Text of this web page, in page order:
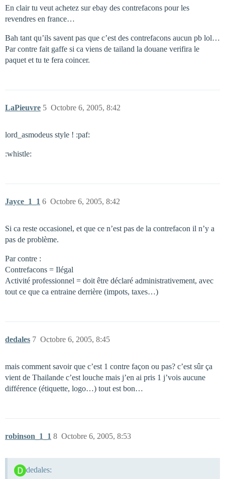
En clair tu veut achetez sur ebay des contrefacons pour les
revendres en france…
Bah tant qu’ils savent pas que c’est des contrefacons aucun pb lol…
Par contre fait gaffe si ca viens de tailand la douane verifira le
paquet et tu te fera coincer.
LaPieuvre Octobre 6, 2005, 8:42
5
lord_asmodeus style ! :paf:
:whistle:
Jayce_1_1 Octobre 6, 2005, 8:42
6
Si ca reste occasionel, et que ce n’est pas de la contrefacon il n’y a
pas de problème.
Par contre :
Contrefacons = Ilégal
Activité professionnel = doit être déclaré administrativement, avec
tout ce que ca entraine derrière (impots, taxes…)
dedales Octobre 6, 2005, 8:45
7
mais comment savoir que c’est 1 contre façon ou pas? c’est sûr ça
vient de Thailande c’est louche mais j’en ai pris 1 j’vois aucune
différence (étiquette, logo…) tout est bon…
robinson_1_1 Octobre 6, 2005, 8:53
8
dedales: